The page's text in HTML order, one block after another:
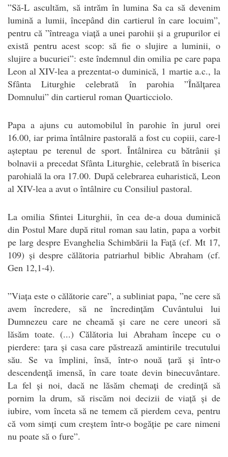
”Să-L ascultăm, să intrăm în lumina Sa ca să devenim
lumină a lumii, începând din cartierul în care locuim”,
pentru că ”întreaga viață a unei parohii și a grupurilor ei
există pentru acest scop: să fie o slujire a luminii, o
slujire a bucuriei”: este îndemnul din omilia pe care papa
Leon al XIV-lea a prezentat-o duminică, 1 martie a.c., la
Sfânta Liturghie celebrată în parohia ”Înălțarea
Domnului” din cartierul roman Quarticciolo.
Papa a ajuns cu automobilul în parohie în jurul orei
16.00, iar prima întâlnire pastorală a fost cu copiii, care-l
așteptau pe terenul de sport. Întâlnirea cu bătrânii și
bolnavii a precedat Sfânta Liturghie, celebrată în biserica
parohială la ora 17.00. După celebrarea euharistică, Leon
al XIV-lea a avut o întâlnire cu Consiliul pastoral.
La omilia Sfintei Liturghii, în cea de-a doua duminică
din Postul Mare după ritul roman sau latin, papa a vorbit
pe larg despre Evanghelia Schimbării la Față (cf. Mt 17,
109) și despre călătoria patriarhul biblic Abraham (cf.
Gen 12,1-4).
”Viața este o călătorie care”, a subliniat papa, ”ne cere să
avem încredere, să ne încredințăm Cuvântului lui
Dumnezeu care ne cheamă și care ne cere uneori să
lăsăm toate. (...) Călătoria lui Abraham începe cu o
pierdere: țara și casa care păstrează amintirile trecutului
său. Se va împlini, însă, într-o nouă țară și într-o
descendență imensă, în care toate devin binecuvântare.
La fel și noi, dacă ne lăsăm chemați de credință să
pornim la drum, să riscăm noi decizii de viață și de
iubire, vom înceta să ne temem că pierdem ceva, pentru
că vom simți cum creștem într-o bogăție pe care nimeni
nu poate să o fure”.